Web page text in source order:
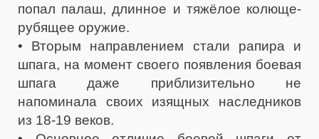
попал палаш, длинное и тяжёлое колюще-
рубящее оружие.
• Вторым направлением стали рапира и
шпага, на момент своего появления боевая
шпага даже приблизительно не
напоминала своих изящных наследников
из 18-19 веков.